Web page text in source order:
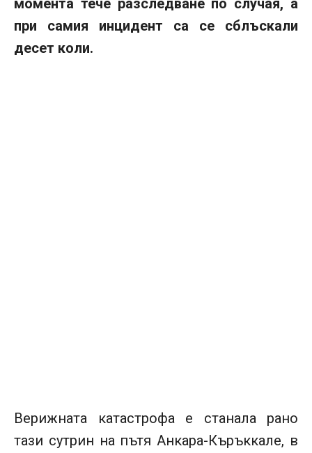
момента тече разследване по случая, а
при самия инцидент са се сблъскали
десет коли.
Верижната катастрофа е станала рано
тази сутрин на пътя Анкара-Къръккале, в